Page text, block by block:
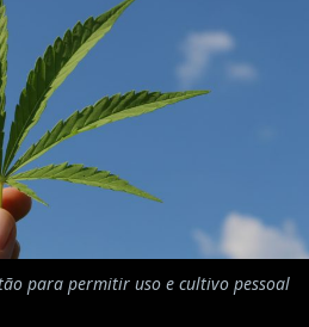
para permitir uso e cultivo pessoal